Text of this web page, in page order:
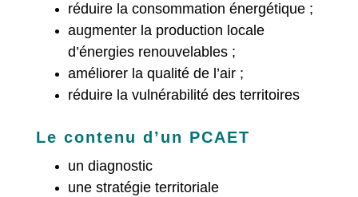
réduire la consommation énergétique ;
augmenter la production locale
d’énergies renouvelables ;
améliorer la qualité de l’air ;
réduire la vulnérabilité des territoires
Le contenu d’un PCAET
un diagnostic
une stratégie territoriale